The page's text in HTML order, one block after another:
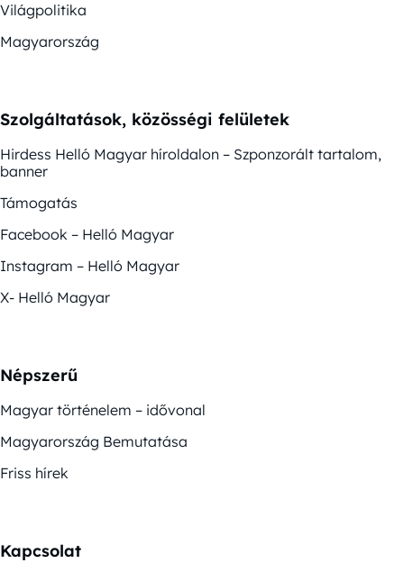
Világpolitika
Magyarország
Szolgáltatások, közösségi felületek
Hirdess Helló Magyar híroldalon – Szponzorált tartalom,
banner
Támogatás
Facebook – Helló Magyar
Instagram – Helló Magyar
X- Helló Magyar
Népszerű
Magyar történelem – idővonal
Magyarország Bemutatása
Friss hírek
Kapcsolat